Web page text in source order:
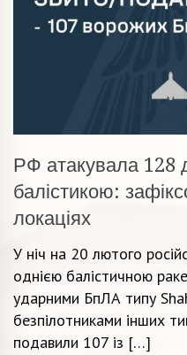
РФ атакувала 128
балістикою:
локаціях
У ніч на 20 лютого
однією балістичною
ударними БпЛА типу
безпілотниками інших
подавили 107 із […]